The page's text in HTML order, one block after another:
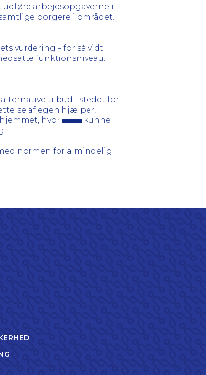
arbejdsopgaverne i
borgere i området.
vurdering – for så vidt
funktionsniveau.
alternative tilbud i stedet for
af egen hjælper,
hvor
kunne
normen for almindelig